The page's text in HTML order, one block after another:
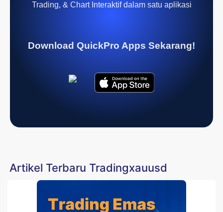
Trading, & Chart Interaktif dalam satu aplikasi
Download QuickPro Apps Sekarang!
Artikel Terbaru Tradingxauusd